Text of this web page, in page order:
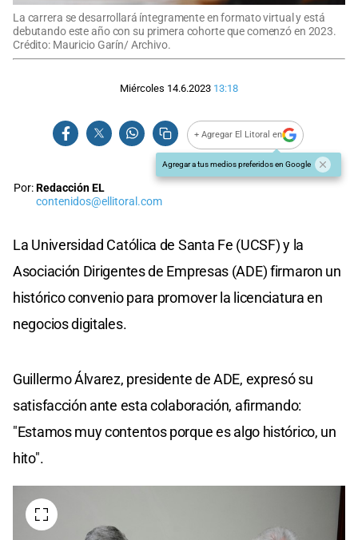
La carrera se desarrollará íntegramente en formato virtual y está
debutando este año con su primera cohorte que comenzó en 2023.
Crédito: Mauricio Garín/ Archivo.
Miércoles 14.6.2023 13:18
+ Agregar El Litoral en
Agregar a tus medios preferidos en Google
Por:Redacción EL
contenidos@ellitoral.com
La Universidad Católica de Santa Fe (UCSF) y la
Asociación Dirigentes de Empresas (ADE) firmaron un
histórico convenio para promover la licenciatura en
negocios digitales.
Guillermo Álvarez, presidente de ADE, expresó su
satisfacción ante esta colaboración, afirmando:
"Estamos muy contentos porque es algo histórico, un
hito".